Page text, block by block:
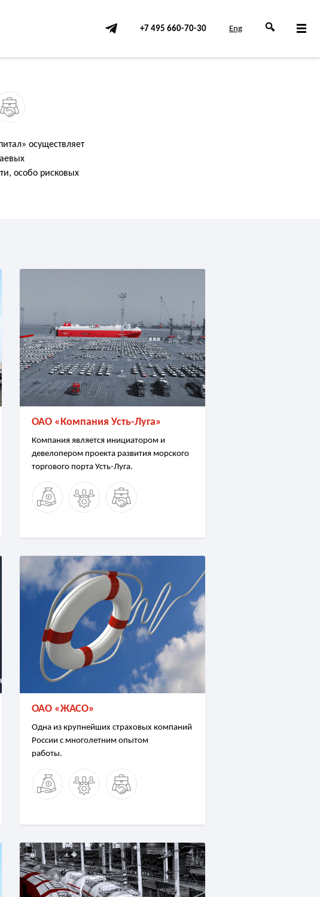
+7 495 660-70-30 Eng
осуществляет
особо рисковых
ОАО «Компания Усть-Луга»
Компания является инициатором и
девелопером проекта развития морского
торгового порта Усть-Луга.
ОАО «ЖАСО»
Одна из крупнейших страховых компаний
России с многолетним опытом
работы.